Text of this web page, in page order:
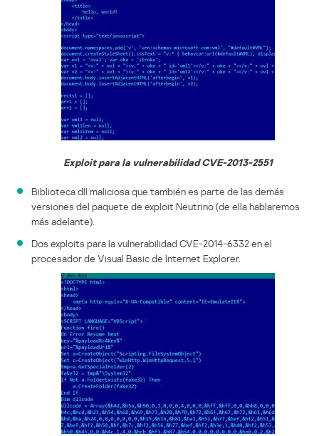
Exploit para la vulnerabilidad CVE-2013-2551
Biblioteca dll maliciosa que también es parte de las demás
versiones del paquete de exploit Neutrino (de ella hablaremos
más adelante).
Dos exploits para la vulnerabilidad CVE-2014-6332 en el
procesador de Visual Basic de Internet Explorer.